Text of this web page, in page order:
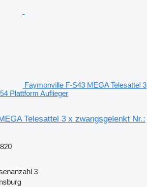
Faymonville F-S43 MEGA Telesattel 3
Plattform Auflieger
Telesattel 3 x zwangsgelenkt Nr.:
3